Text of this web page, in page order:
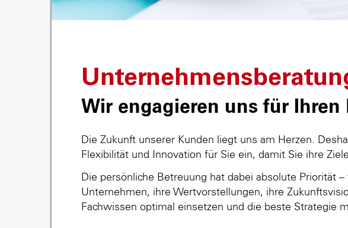
Wir engagieren uns für Ihren
Die Zukunft unserer Kunden liegt uns am Herzen.
Flexibilität und Innovation für Sie ein, damit Sie ihre
Die persönliche Betreuung hat dabei absolute Priorität
Unternehmen, ihre Wertvorstellungen, ihre
Fachwissen optimal einsetzen und die beste Strategie